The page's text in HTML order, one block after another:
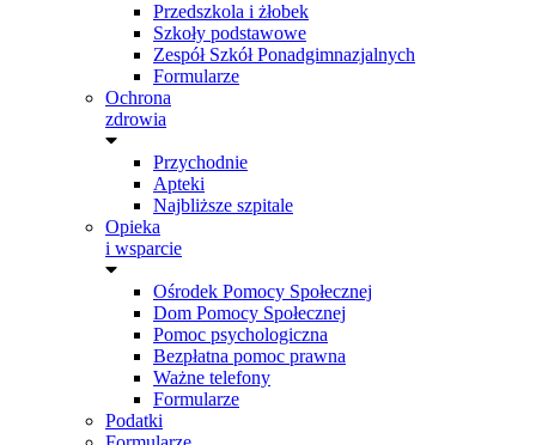
Przedszkola i żłobek
Szkoły podstawowe
Zespół Szkół Ponadgimnazjalnych
Formularze
Ochrona
zdrowia
Przychodnie
Apteki
Najbliższe szpitale
Opieka
i wsparcie
Ośrodek Pomocy Społecznej
Dom Pomocy Społecznej
Pomoc psychologiczna
Bezpłatna pomoc prawna
Ważne telefony
Formularze
Podatki